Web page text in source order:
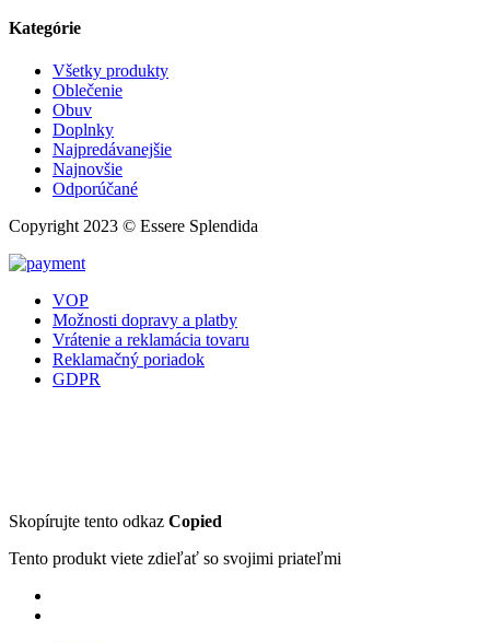
Kategórie
Všetky produkty
Oblečenie
Obuv
Doplnky
Najpredávanejšie
Najnovšie
Odporúčané
Copyright 2023 © Essere Splendida
VOP
Možnosti dopravy a platby
Vrátenie a reklamácia tovaru
Reklamačný poriadok
GDPR
Skopírujte tento odkaz Copied
Tento produkt viete zdieľať so svojimi priateľmi